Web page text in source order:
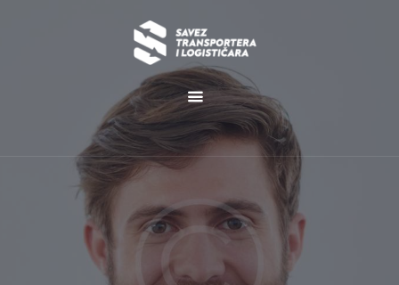
O NAMA
NOVOSTI
CILJEVI
KOMERCIJALNE